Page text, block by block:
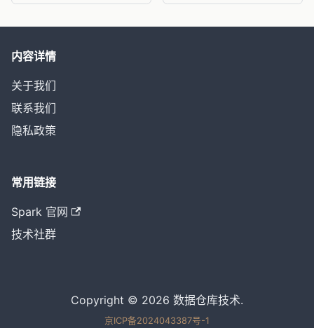
内容详情
关于我们
联系我们
隐私政策
常用链接
Spark 官网
技术社群
Copyright © 2026 数据仓库技术.
京ICP备2024043387号-1